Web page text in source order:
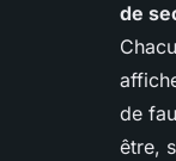
de
de
être,